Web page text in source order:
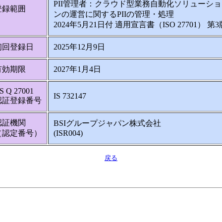
録範囲
PII管理者：クラウド型業務自動化ソリューショ
ンの運営に関するPIIの管理・処理
2024年5月21日付 適用宣言書（ISO 27701） 第3
回登録日 2025年12月9日
効期限 2027年1月4日
Q 27001
証登録番号
IS 732147
証機関
定番号）
BSIグループジャパン株式会社
(ISR004)
戻る